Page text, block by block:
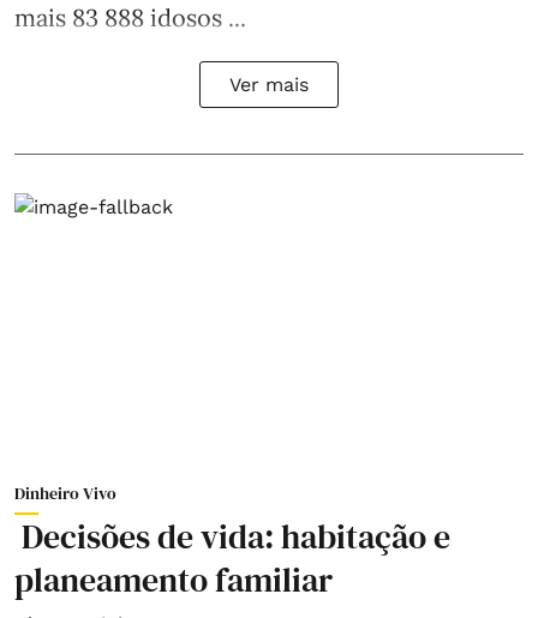
mais 83 888 idosos ...
Ver mais
Dinheiro Vivo
Decisões de vida: habitação e
planeamento familiar